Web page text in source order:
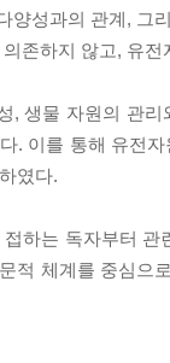
양성과의 관계, 그
존하지 않고, 유
, 생물 자원의 관
. 이를 통해 유전
였다.
하는 독자부터
적 체계를 중심으